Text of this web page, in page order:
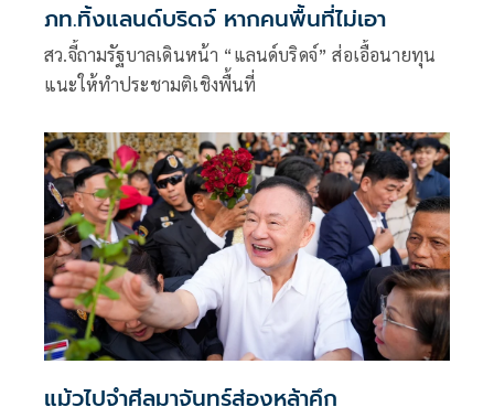
ภท.ทิ้งแลนด์บริดจ์ หากคนพื้นที่ไม่เอา
สว.จี้ถามรัฐบาลเดินหน้า “แลนด์บริดจ์” ส่อเอื้อนายทุน
แนะให้ทำประชามติเชิงพื้นที่
แม้วไปจำศีลมาจันทร์ส่องหล้าคึก